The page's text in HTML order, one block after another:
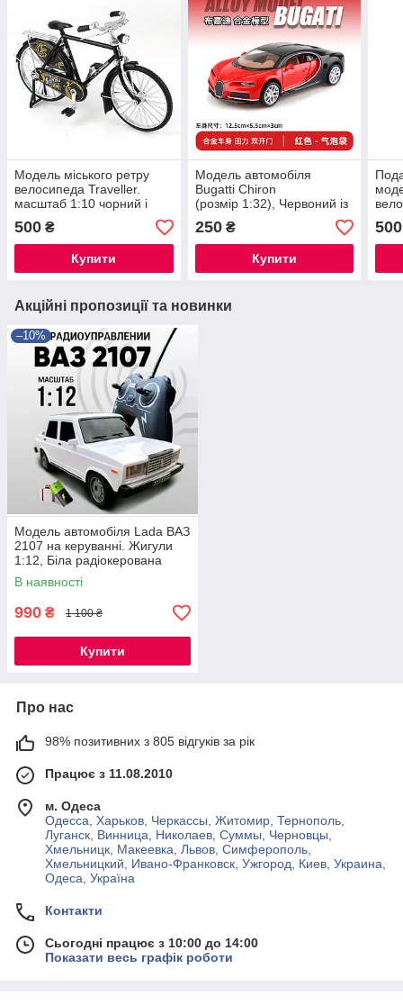
Модель міського ретру
велосипеда Traveller.
масштаб 1:10 чорний і
зелений
500 ₴
Купити
Модель автомобіля
Bugatti Chiron
(розмір 1:32), Червоний із
чорними елементами
250₴
Купити
500
Акційні пропозиції та новинки
–10%
Модель автомобіля Lada ВАЗ
2107 на керуванні. Жигули
1:12, Біла радіокерована
модель
В наявності
990 ₴ 1 100 ₴
Купити
Про нас
98% позитивних з 805 відгуків за рік
Працює з 11.08.2010
м. Одеса
Одесса, Харьков, Черкассы, Житомир, Тернополь,
Луганск, Винница, Николаев, Суммы, Черновцы,
Хмельницк, Макеевка, Львов, Симферополь,
Хмельницкий, Ивано-Франковск, Ужгород, Киев, Украина,
Одеса, Україна
Контакти
Сьогодні працює з 10:00 до 14:00
Показати весь графік роботи